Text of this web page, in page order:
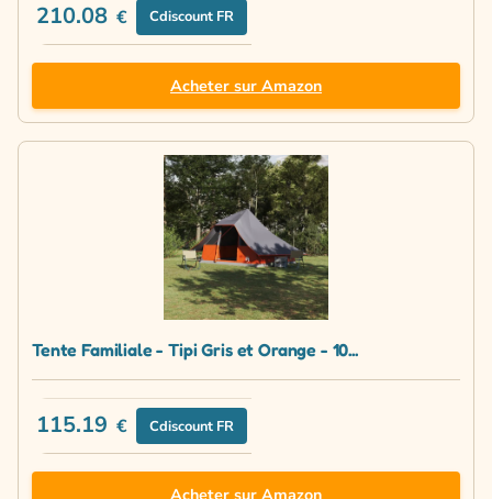
210.08 € Cdiscount FR
Acheter sur Amazon
Tente Familiale - Tipi Gris et Orange - 10...
115.19 € Cdiscount FR
Acheter sur Amazon